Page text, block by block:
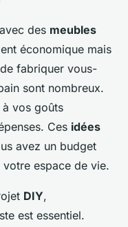
des meubles
économique mais
fabriquer vous-
sont nombreux.
à vos goûts
Ces idées
avez un budget
espace de vie.
DIY,
est essentiel.